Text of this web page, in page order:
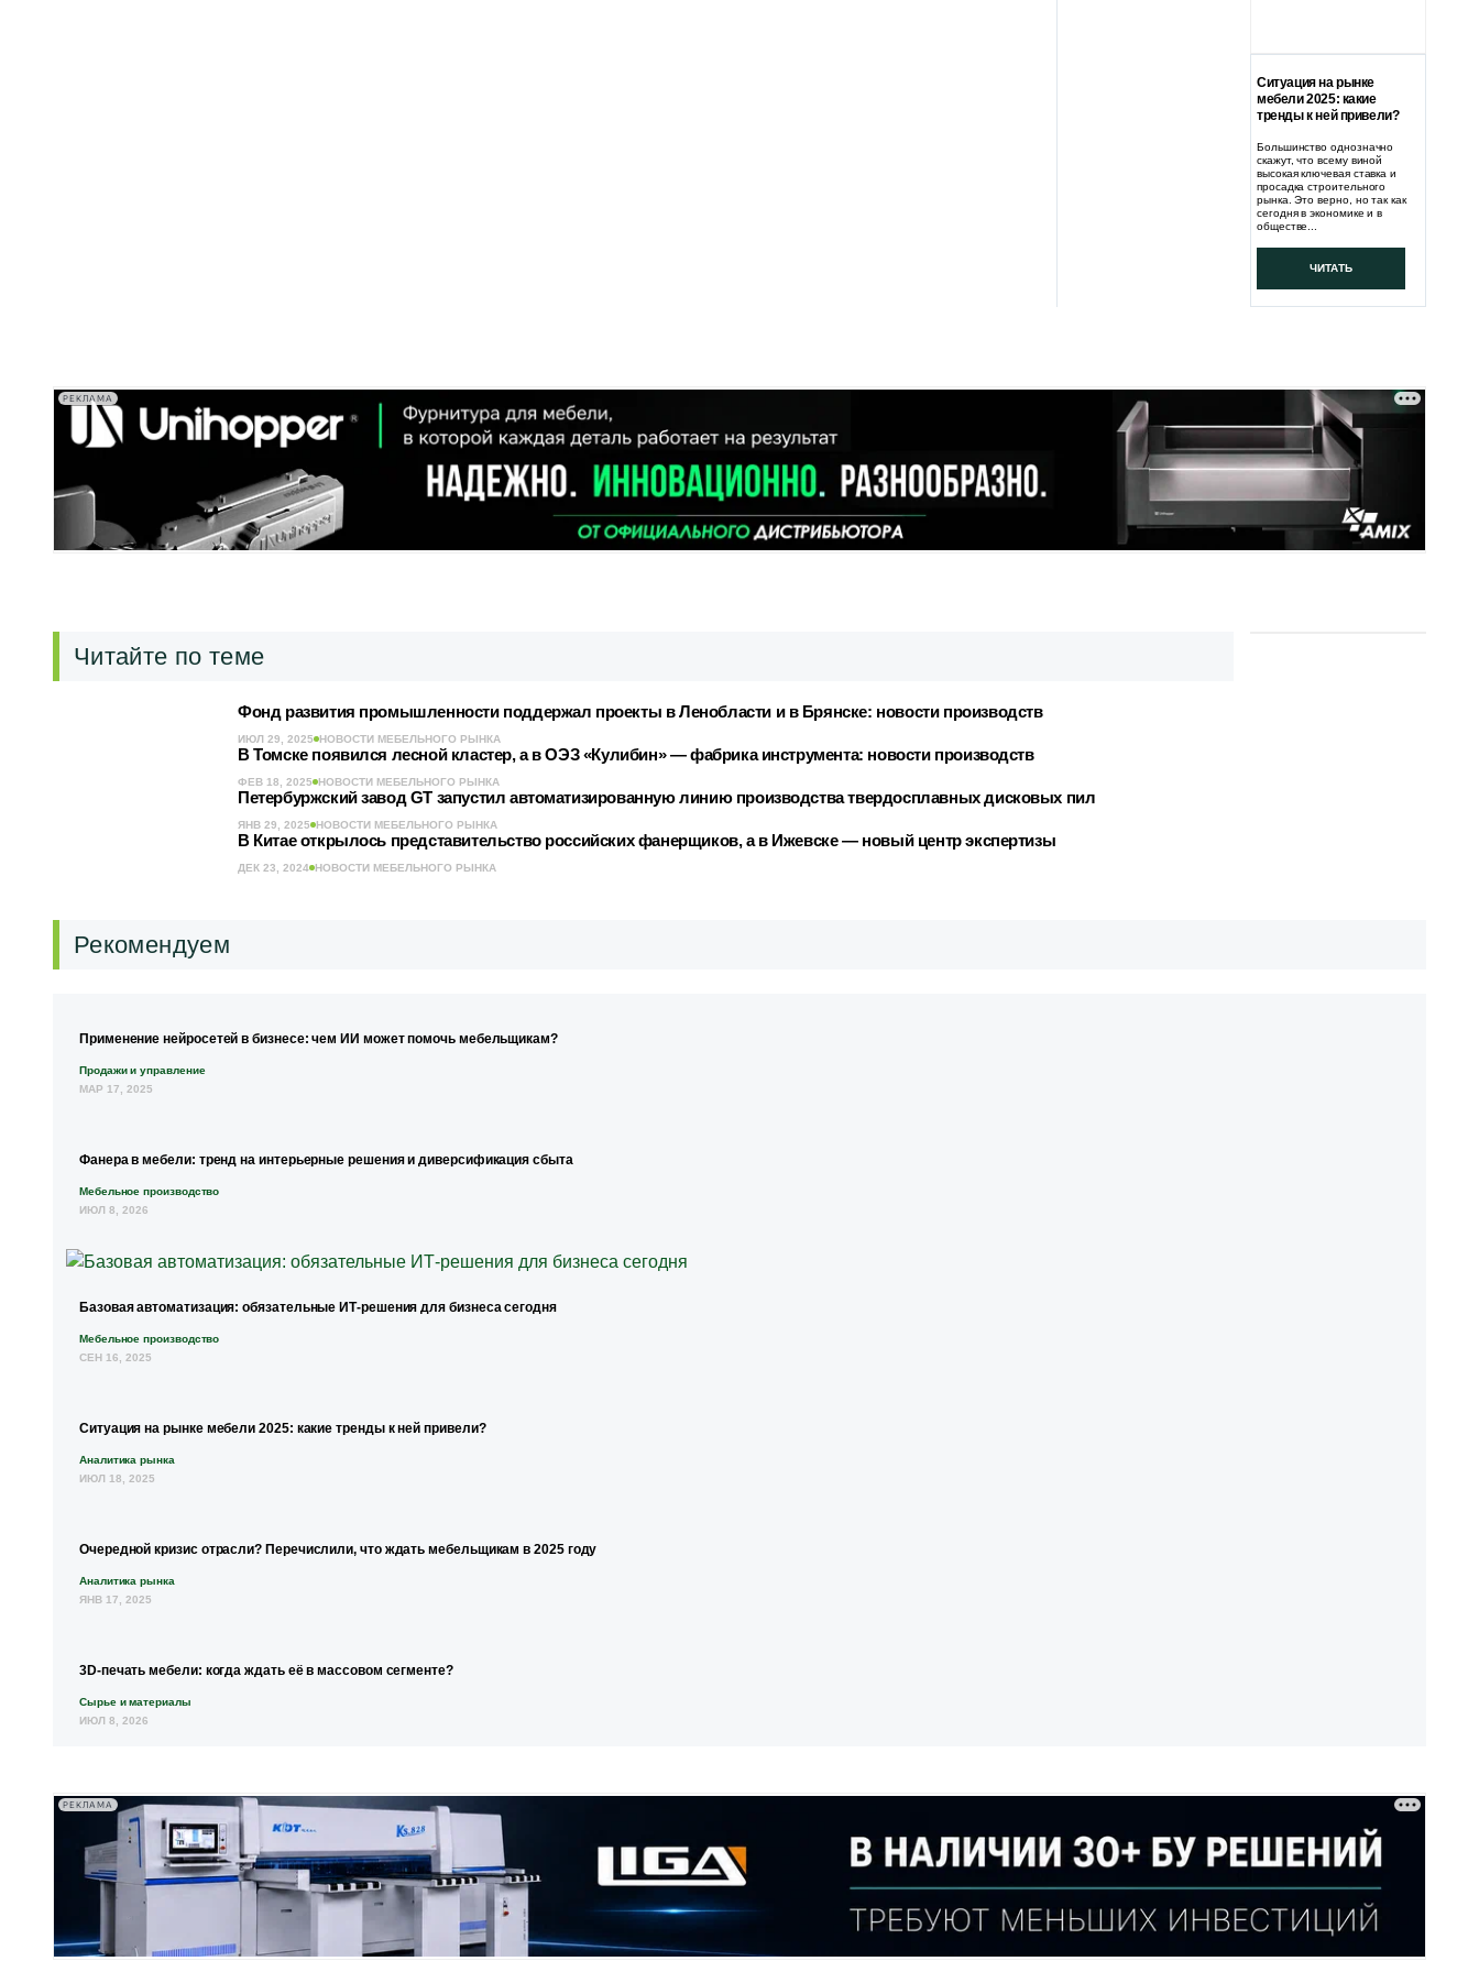
Ситуация на рынке
мебели 2025: какие
тренды к ней привели?
Большинство однозначно
скажут, что всему виной
высокая ключевая ставка и
просадка строительного
рынка. Это верно, но так как
сегодня в экономике и в
обществе...
ЧИТАТЬ
РЕКЛАМА
Читайте по теме
Фонд развития промышленности поддержал проекты в Ленобласти и в Брянске: новости производств
ИЮЛ 29, 2025 НОВОСТИ МЕБЕЛЬНОГО РЫНКА
В Томске появился лесной кластер, а в ОЭЗ «Кулибин» — фабрика инструмента: новости производств
ФЕВ 18, 2025 НОВОСТИ МЕБЕЛЬНОГО РЫНКА
Петербуржский завод GT запустил автоматизированную линию производства твердосплавных дисковых пил
ЯНВ 29, 2025 НОВОСТИ МЕБЕЛЬНОГО РЫНКА
В Китае открылось представительство российских фанерщиков, а в Ижевске — новый центр экспертизы
ДЕК 23, 2024 НОВОСТИ МЕБЕЛЬНОГО РЫНКА
Рекомендуем
Применение нейросетей в бизнесе: чем ИИ может помочь мебельщикам?
Продажи и управление
МАР 17, 2025
Фанера в мебели: тренд на интерьерные решения и диверсификация сбыта
Мебельное производство
ИЮЛ 8, 2026
Базовая автоматизация: обязательные ИТ-решения для бизнеса сегодня
Мебельное производство
СЕН 16, 2025
Ситуация на рынке мебели 2025: какие тренды к ней привели?
Аналитика рынка
ИЮЛ 18, 2025
Очередной кризис отрасли? Перечислили, что ждать мебельщикам в 2025 году
Аналитика рынка
ЯНВ 17, 2025
3D-печать мебели: когда ждать её в массовом сегменте?
Сырье и материалы
ИЮЛ 8, 2026
РЕКЛАМА